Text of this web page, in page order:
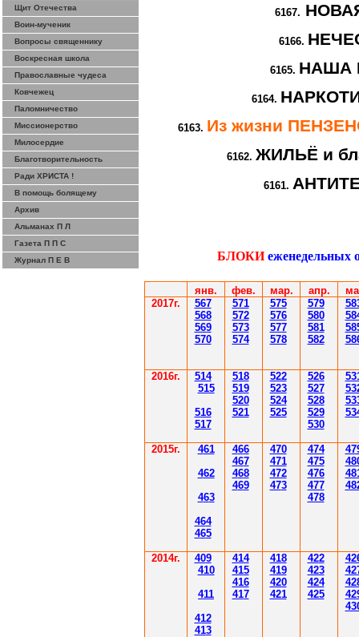
Щит Отечества
Воин-мученик
Вопросы священнику
Воскресная школа
Православные чудеса
Ковчежец
Паломничество
Миссионерство
Милосердие
Благотворительность
Ради ХРИСТА !
В помощь болящему
Архив
Альманах П Л
Газета П П С
Журнал П Е В
6167.
6166.
6165. НАША
6164.
6163. Из жизни
6162. ЖИЛЬЁ и
6161.
БЛОКИ еженедельных
янв. фев. мар. апр.
2017г.
567
568
569
570
571
572
573
574
575
576
577
578
579
580
581
582
2016г.
514
515
516
517
518
519
520
521
522
523
524
525
526
527
528
529
530
2015г. 461
462
463
464
465
466
467
468
469
470
471
472
473
474
475
476
477
478
2014г. 409
410
411
412
413
414
415
416
417
418
419
420
421
422
423
424
425